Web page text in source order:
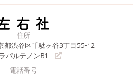
住所
都渋谷区千駄ヶ谷3丁目55-12
パルテノンB1
電話番号